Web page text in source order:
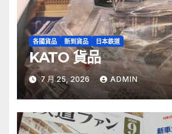
各國貨品 新到貨品 日本鉄道
KATO 貨品
7 月 25, 2026 ADMIN